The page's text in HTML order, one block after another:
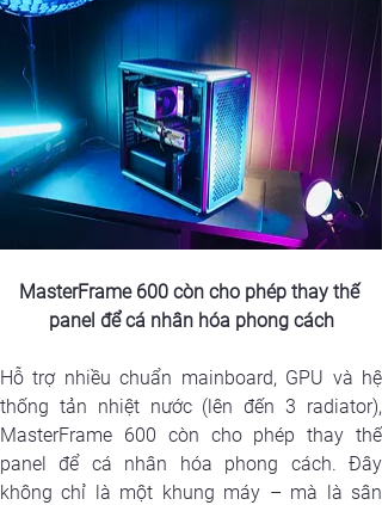
MasterFrame 600 còn cho phép thay thế
panel để cá nhân hóa phong cách
Hỗ trợ nhiều chuẩn mainboard, GPU và hệ
thống tản nhiệt nước (lên đến 3 radiator),
MasterFrame 600 còn cho phép thay thế
panel để cá nhân hóa phong cách. Đây
không chỉ là một khung máy – mà là sân